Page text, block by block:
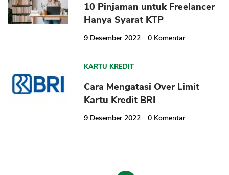
10 Pinjaman untuk Freelancer
Hanya Syarat KTP
9 Desember 2022 0 Komentar
KARTU KREDIT
Cara Mengatasi Over Limit
Kartu Kredit BRI
9 Desember 2022 0 Komentar